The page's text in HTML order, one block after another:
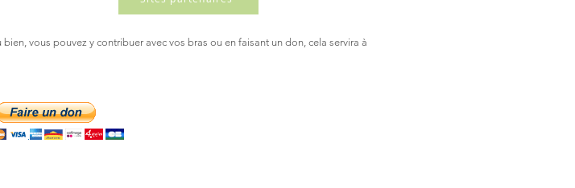
vous pouvez y contribuer avec vos bras ou en faisant un don, cela servira à